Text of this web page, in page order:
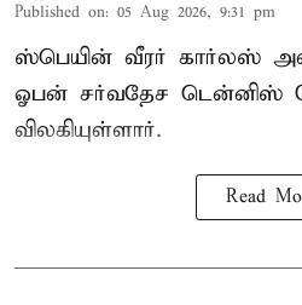
Published on: 05 Aug 2026, 9:31 pm
ஸ்பெயின் வீரர் கார்லஸ்
ஓபன் சர்வதேச டென்னிஸ்
விலகியுள்ளார்.
Read